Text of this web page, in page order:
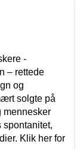
-
– rettede
og
solgte på
mennesker
spontanitet,
Klik her for